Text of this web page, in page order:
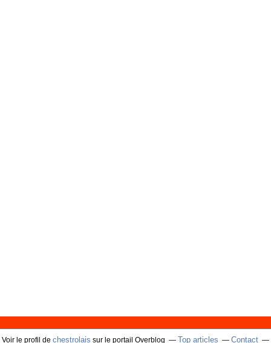
Voir le profil de chestrolais sur le portail Overblog Top articles Contact